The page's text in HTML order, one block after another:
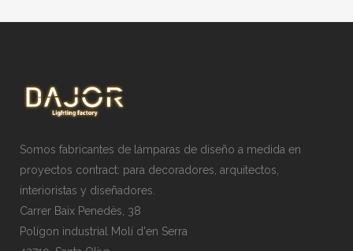
Somos fabricantes de lámparas de diseño a medida en
proyectos contract: para decoradores, arquitectos,
interioristas y diseñadores.
Carrer Baix Penedès, 38
Polígon industrial Molí d'en Serra